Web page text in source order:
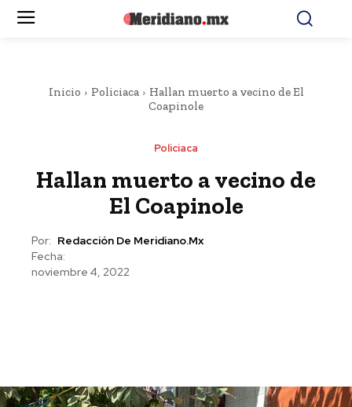
Inicio Policiaca
Hallan muerto a vecino de El
Coapinole
Policiaca
Hallan muerto a vecino de
El Coapinole
Por: Redacción De Meridiano.mx
Fecha:
noviembre 4, 2022